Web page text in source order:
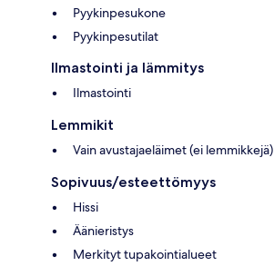
Pyykinpesukone
Pyykinpesutilat
Ilmastointi ja lämmitys
Ilmastointi
Lemmikit
Vain avustajaeläimet (ei lemmikkejä)
Sopivuus/esteettömyys
Hissi
Äänieristys
Merkityt tupakointialueet